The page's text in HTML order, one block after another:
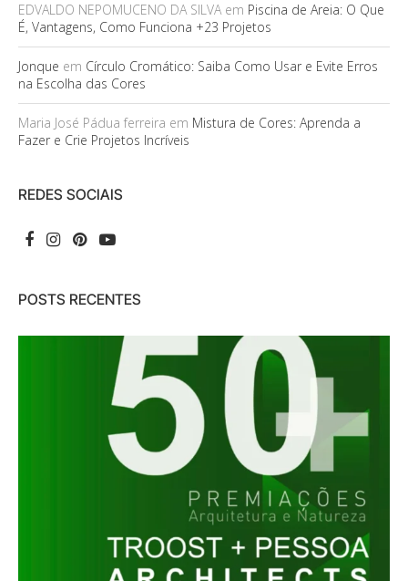
EDVALDO NEPOMUCENO DA SILVAem Piscina de Areia: O Que
É, Vantagens, Como Funciona +23 Projetos
Jonque em Círculo Cromático: Saiba Como Usar e Evite Erros
na Escolha das Cores
Maria José Pádua ferreira em Mistura de Cores: Aprenda a
Fazer e Crie Projetos Incríveis
REDES SOCIAIS
POSTS RECENTES